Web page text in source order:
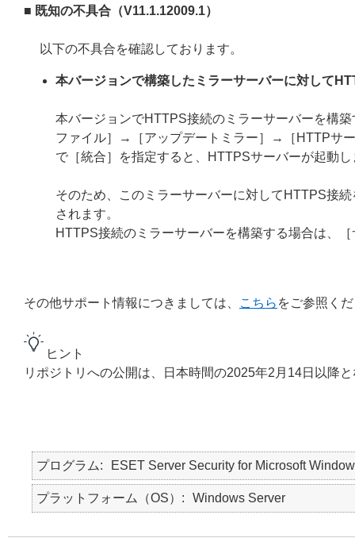
■ 既知の不具合（V11.1.12009.1）
以下の不具合を確認しております。
本バージョンで構築したミラーサーバーに対して
本バージョンでHTTPS接続のミラーサーバーを構
ファイル］→［アップデートミラー］→［HTTPサ
で［統合］を指定すると、HTTPSサーバーが起動し
そのため、このミラーサーバーに対してHTTPS接
されます。
HTTPS接続のミラーサーバーを構築する場合は、
その他サポート情報につきましては、 こちら をご参照く
ヒント
リポジトリへの公開は、日本時間の2025年2月14日以降
プログラム ESET Server Security for Microsoft
プラットフォーム（OS） Windows Server